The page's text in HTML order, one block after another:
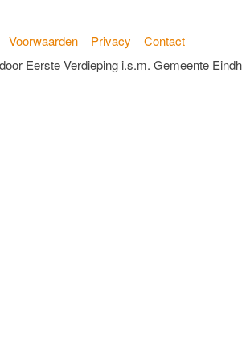
Voorwaarden Privacy
Contact
Eerste Verdieping i.s.m. Gemeente